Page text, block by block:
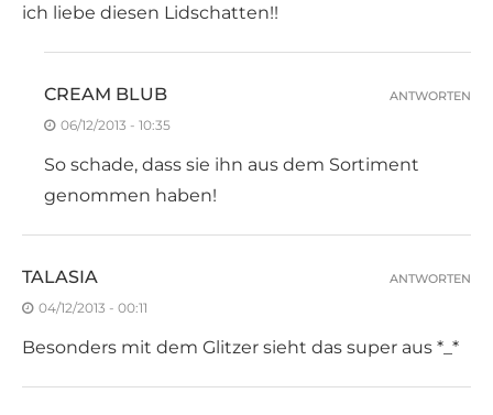
ich liebe diesen Lidschatten!!
CREAM BLUB
06/12/2013 - 10:35
So schade, dass sie ihn aus dem Sortiment
genommen haben!
ANTWORTEN
TALASIA
04/12/2013 - 00:11
Besonders mit dem Glitzer sieht das super aus *_*
ANTWORTEN